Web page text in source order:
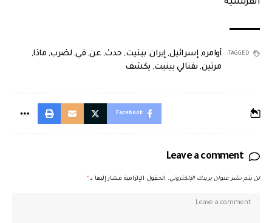
الفرنسية
TAGGED: أوامره, إسرائيل, إيران, بينيت, حدث, عن, في, لضرب, ماذا,
مرتين, نفتالي بينيت, يكشف
Facebook
Leave a comment
لن يتم نشر عنوان بريدك الإلكتروني. الحقول الإلزامية مشار إليها بـ *